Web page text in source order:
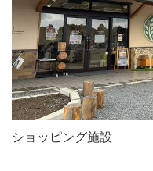
ショッピング施設